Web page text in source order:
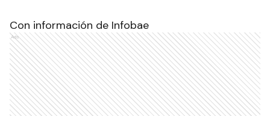
Con información de Infobae
Ads